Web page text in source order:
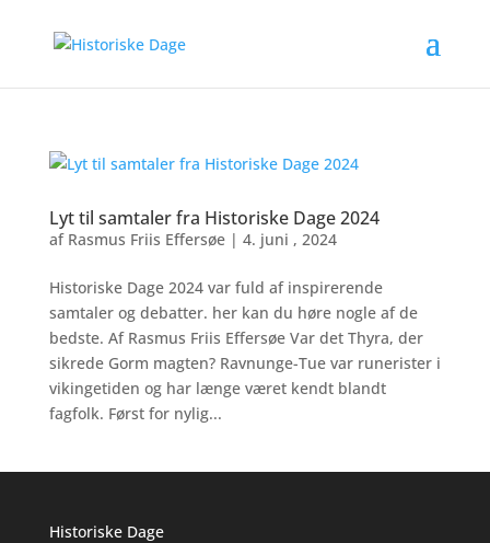
Lyt til samtaler fra Historiske Dage 2024
af Rasmus Friis Effersøe| 4. juni , 2024
Historiske Dage 2024 var fuld af inspirerende
samtaler og debatter. her kan du høre nogle af de
bedste. Af Rasmus Friis Effersøe Var det Thyra, der
sikrede Gorm magten? Ravnunge-Tue var runerister i
vikingetiden og har længe været kendt blandt
fagfolk. Først for nylig...
Historiske Dage